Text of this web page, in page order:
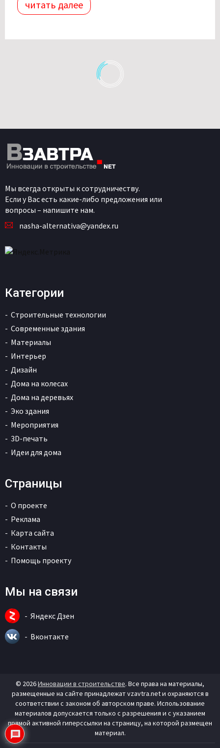
читать далее
Мы всегда открыты к сотрудничеству.
Если у Вас есть какие-либо предложения или
вопросы – напишите нам.
nasha-alternativa@yandex.ru
Категории
Строительные технологии
Современные здания
Материалы
Интерьер
Дизайн
Дома на колесах
Дома на деревьях
Эко здания
Мероприятия
3D-печать
Идеи для дома
Страницы
О проекте
Реклама
Карта сайта
Контакты
Помощь проекту
Мы на связи
Яндекс Дзен
Вконтакте
© 2026Инновации в строительстве. Все права на материалы,
размещенные на сайте принадлежат vzavtra.net и охраняются в
соответствии с законом об авторском праве. Использование
материалов допускается только с разрешения и с указанием
прямой активной гиперссылки на страницу, на которой размещен
материал.